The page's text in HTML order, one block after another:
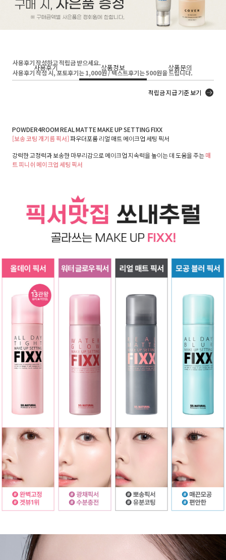
사용후기 상품정보 상품문의
사용후기 작성하고 적립금 받으세요.
사용후기 작성 시, 포토후기는 1,000원 / 텍스트후기는 500원을 드립니다.
적립금 지급 기준 보기
POWDER4ROOM REAL MATTE MAKE UP SETTING FIXX
[보송 코팅 개기름 픽서]파우더포룸 리얼 매트 메이크업 세팅 픽서
강력한 고정력과 보송한 마무리감으로 메이크업 지속력을 높이는 데 도움을 주는매
트 피니쉬 메이크업 세팅 픽서